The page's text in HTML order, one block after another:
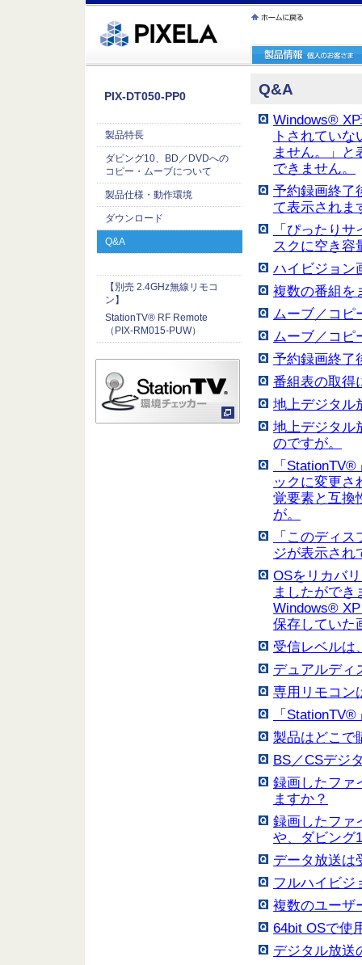
繝ｳ繧ｯ縺ｧ縺吶�
PIX-DT050-PP0
製品特長
ダビング10、BD／DVDへの
コピー・ムーブについて
製品仕様・動作環境
ダウンロード
Q&A
【別売 2.4GHz無線リモコ
ン】
StationTV® RF Remote
（PIX-RM015-PUW）
Q&A
Windows®
トされてい
ません。」
できません。
予約録画終了
て表示されま
「ぴったり
スクに空き容
ハイビジョン
複数の番組を
ムーブ／コピ
ムーブ／コピ
予約録画終了
番組表の取得
地上デジタル
地上デジタル
のですが。
「
ックに変更さ
覚要素と互換
が。
「このディ
ジが表示され
OSをリカバ
ましたができ
Windows®
保存していた
受信レベルは
デュアルディ
専用リモコン
「
製品はどこで
BS／CSデジ
録画したファ
ますか？
録画したファ
や、ダビング
データ放送は
フルハイビジ
複数のユーザ
64bit OSで使
デジタル放送